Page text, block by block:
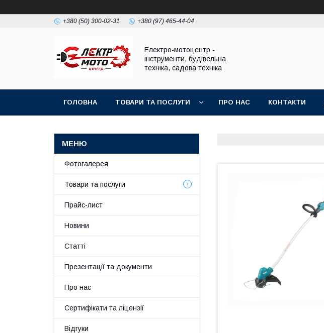
+380 (50) 300-02-31 +380 (97) 465-44-04
Електро-мотоцентр -
інструменти, будівельна
техніка, садова техніка
ГОЛОВНА ТОВАРИ ТА ПОСЛУГИ ПРО НАС КОНТАКТИ
Фотогалерея
Товари та послуги
Прайс-лист
Новини
Статті
Презентації та документи
Про нас
Сертифікати та ліцензії
Відгуки